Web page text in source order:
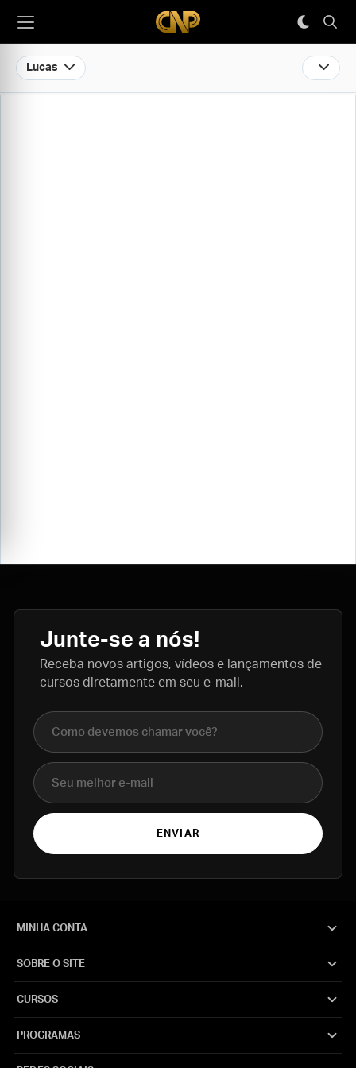
Lucas
Junte-se a nós!
Receba novos artigos, vídeos e lançamentos de
cursos diretamente em seu e-mail.
Nome completo
E-mail
ENVIAR
MINHA CONTA
SOBRE O SITE
CURSOS
PROGRAMAS